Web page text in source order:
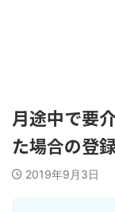
月途中で要
た場合の登
2019年9月3日